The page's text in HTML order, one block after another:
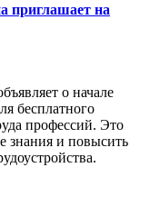
приглашает на
о начале
бесплатного
профессий. Это
знания и повысить